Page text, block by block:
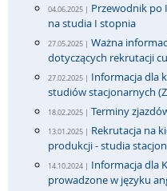
04.06.2025 | Przewodnik po
na studia I stopnia
27.05.2025 | Ważna
dotyczących rekrutacji
27.02.2025 | Informacja dla
studiów stacjonarnych
18.02.2025 | Terminy
13.01.2025 | Rekrutacja na
produkcji - studia
14.10.2024 | Informacja dla
prowadzone w języku